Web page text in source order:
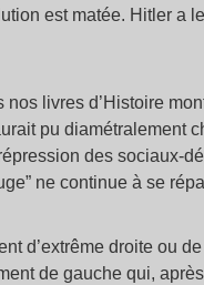
est matée. Hitler a
livres d’Histoire
pu diamétralement
des sociaux-
ne continue à se
d’extrême droite ou
de gauche qui,